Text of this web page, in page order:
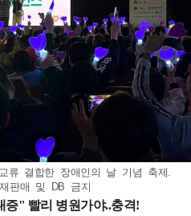
류 결합한 장애인의 날 기념 축제.
판매 및 DB 금지